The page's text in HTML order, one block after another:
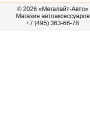
© 2026 «Мегалайт-Авто»
Магазин автоаксессуаров
+7 (495) 363-66-78